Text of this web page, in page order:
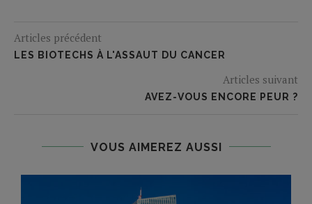
Articles précédent
LES BIOTECHS À L'ASSAUT DU CANCER
Articles suivant
AVEZ-VOUS ENCORE PEUR ?
VOUS AIMEREZ AUSSI